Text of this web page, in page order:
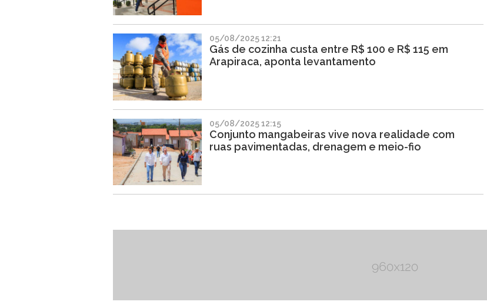
05/08/2025 12:21
Gás de cozinha custa entre R$ 100 e R$ 115 em
Arapiraca, aponta levantamento
05/08/2025 12:15
Conjunto mangabeiras vive nova realidade com
ruas pavimentadas, drenagem e meio-fio